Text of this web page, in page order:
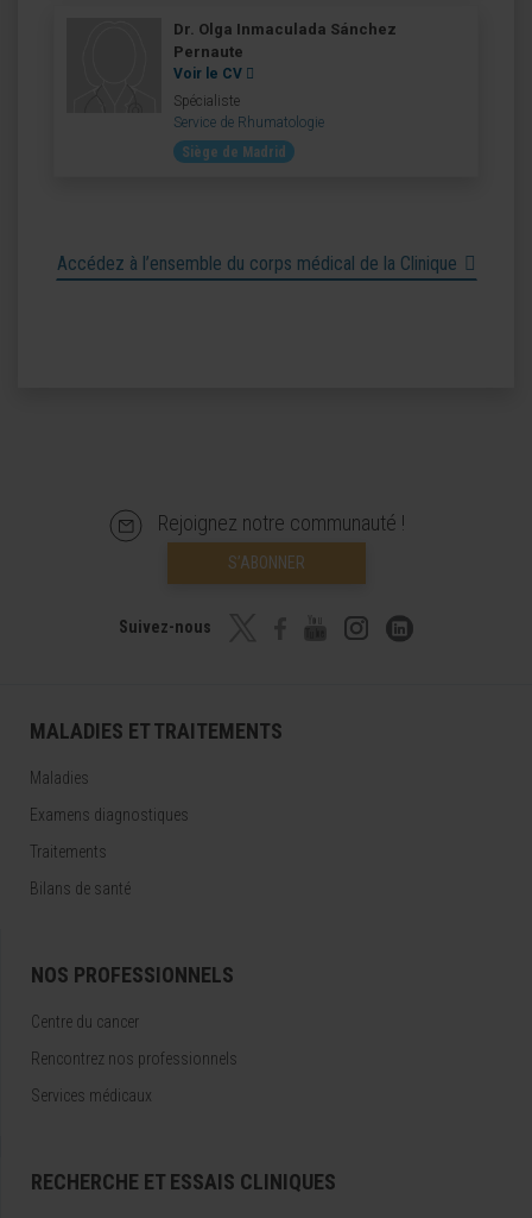
Dr. Olga Inmaculada Sánchez
Pernaute
Voir le CV
Spécialiste
Service de Rhumatologie
Siège de Madrid
Accédez à l’ensemble du corps médical de la Clinique
Rejoignez notre communauté !
S’ABONNER
Suivez-nous
MALADIES ET TRAITEMENTS
Maladies
Examens diagnostiques
Traitements
Bilans de santé
NOS PROFESSIONNELS
Centre du cancer
Rencontrez nos professionnels
Services médicaux
RECHERCHE ET ESSAIS CLINIQUES